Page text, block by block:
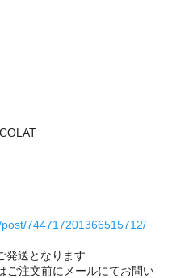
744717201366515712/
発送となります
注文前にメールにてお問い